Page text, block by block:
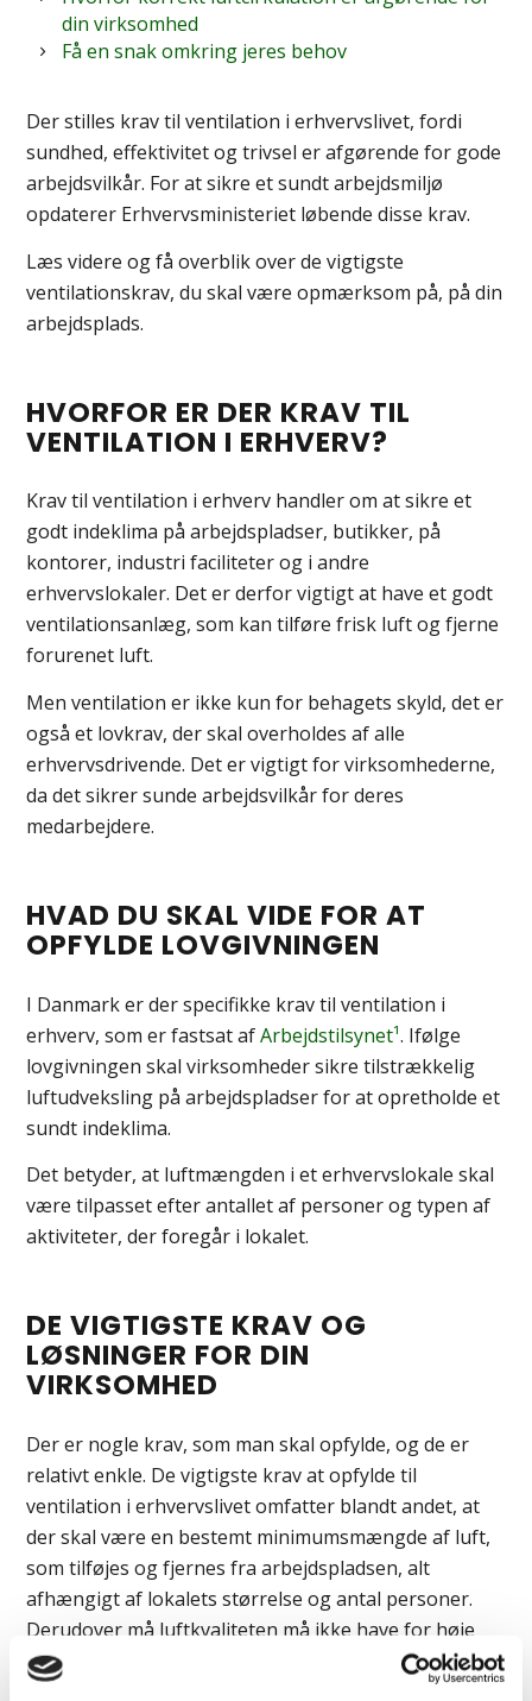
din virksomhed
Få en snak omkring jeres behov
Der stilles krav til ventilation i erhvervslivet, fordi
sundhed, effektivitet og trivsel er afgørende for gode
arbejdsvilkår. For at sikre et sundt arbejdsmiljø
opdaterer Erhvervsministeriet løbende disse krav.
Læs videre og få overblik over de vigtigste
ventilationskrav, du skal være opmærksom på, på din
arbejdsplads.
HVORFOR ER DER KRAV TIL
VENTILATION I ERHVERV?
Krav til ventilation i erhverv handler om at sikre et
godt indeklima på arbejdspladser, butikker, på
kontorer, industri faciliteter og i andre
erhvervslokaler. Det er derfor vigtigt at have et godt
ventilationsanlæg, som kan tilføre frisk luft og fjerne
forurenet luft.
Men ventilation er ikke kun for behagets skyld, det er
også et lovkrav, der skal overholdes af alle
erhvervsdrivende. Det er vigtigt for virksomhederne,
da det sikrer sunde arbejdsvilkår for deres
medarbejdere.
HVAD DU SKAL VIDE FOR AT
OPFYLDE LOVGIVNINGEN
I Danmark er der specifikke krav til ventilation i
erhverv, som er fastsat afArbejdstilsynet¹. Ifølge
lovgivningen skal virksomheder sikre tilstrækkelig
luftudveksling på arbejdspladser for at opretholde et
sundt indeklima.
Det betyder, at luftmængden i et erhvervslokale skal
være tilpasset efter antallet af personer og typen af
aktiviteter, der foregår i lokalet.
DE VIGTIGSTE KRAV OG
LØSNINGER FOR DIN
VIRKSOMHED
Der er nogle krav, som man skal opfylde, og de er
relativt enkle. De vigtigste krav at opfylde til
ventilation i erhvervslivet omfatter blandt andet, at
der skal være en bestemt minimumsmængde af luft,
som tilføjes og fjernes fra arbejdspladsen, alt
afhængigt af lokalets størrelse og antal personer.
Derudover må luftkvaliteten må ikke have for høje
koncentrationer af CO2 eller forurening i luften, og
ventilationssystemet skal kunne tilpasses ændringer